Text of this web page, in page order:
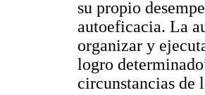
su propio
autoeficacia. La
organizar y
logro
circunstancias de